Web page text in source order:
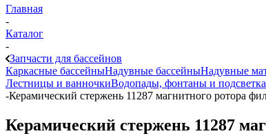
Главная
-
Каталог
-
Запчасти для бассейнов
Каркасные бассейныНадувные бассейныНадувные
Лестницы и ванночкиВодопады, фонтаны и подсветка
-Керамический стержень 11287 магнитного ротора
Керамический стержень 11287